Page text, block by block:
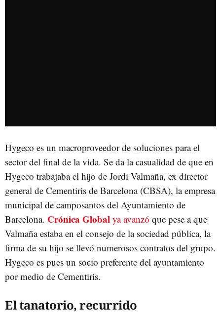
Hygeco es un macroproveedor de soluciones para el
sector del final de la vida. Se da la casualidad de que en
Hygeco trabajaba el hijo de Jordi Valmaña, ex director
general de Cementiris de Barcelona (CBSA), la empresa
municipal de camposantos del Ayuntamiento de
Barcelona. Crónica Global ya avanzó que pese a que
Valmaña estaba en el consejo de la sociedad pública, la
firma de su hijo se llevó numerosos contratos del grupo.
Hygeco es pues un socio preferente del ayuntamiento
por medio de Cementiris.
El tanatorio, recurrido